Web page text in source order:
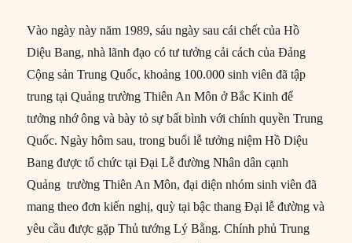
Vào ngày này năm 1989, sáu ngày sau cái chết của Hồ
Diệu Bang, nhà lãnh đạo có tư tưởng cải cách của Đảng
Cộng sản Trung Quốc, khoảng 100.000 sinh viên đã tập
trung tại Quảng trường Thiên An Môn ở Bắc Kinh để
tưởng nhớ ông và bày tỏ sự bất bình với chính quyền Trung
Quốc. Ngày hôm sau, trong buổi lễ tưởng niệm Hồ Diệu
Bang được tổ chức tại Đại Lễ đường Nhân dân cạnh
Quảng trường Thiên An Môn, đại diện nhóm sinh viên đã
mang theo đơn kiến nghị, quỳ tại bậc thang Đại lễ đường và
yêu cầu được gặp Thủ tướng Lý Bằng. Chính phủ Trung